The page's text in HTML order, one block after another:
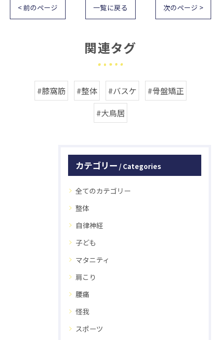
< 前のページ 一覧に戻る 次のページ >
関連タグ
#膝窩筋 #整体 #バスケ
#骨盤矯正
#大鳥居
カテゴリー Categories
全てのカテゴリー
整体
自律神経
子ども
マタニティ
肩こり
腰痛
怪我
スポーツ